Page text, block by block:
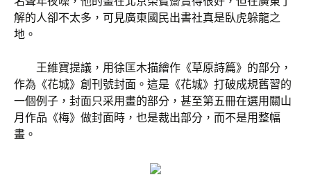
解的人卻不太多，可見廣東國民出書社真是臥虎躲龍之
地。
王維寶提議，用徐匡木描繪作《草原詩篇》的部分，
作為《花城》創刊號封面。這是《花城》打破成規舊習的
一個例子，封面只采用畫的部分，甚至第五冊在選用關山
月作品《梅》做封面時，也是裁出部分，而不是用整幅
畫。